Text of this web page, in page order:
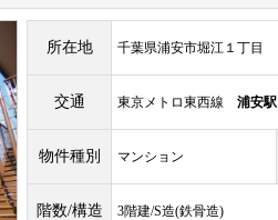
所在地 千葉県浦安市堀江１丁目
交通 東京メトロ東西線 浦安駅
物件種別 マンション
階数/構造 3階建/S造(鉄骨造)